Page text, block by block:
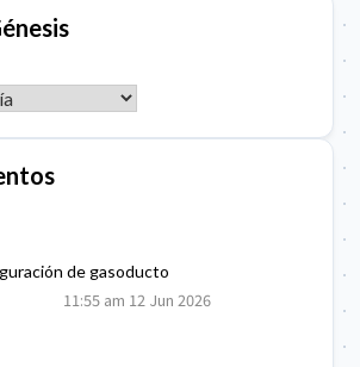
de gasoducto
11:55 am 12 Jun 2026